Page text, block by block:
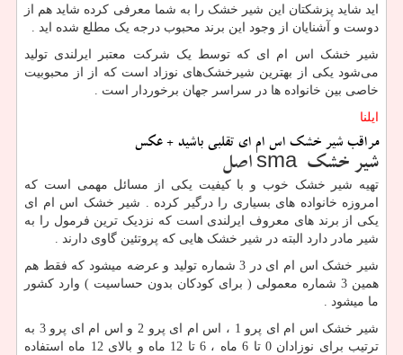
اید شاید پزشکتان این شیر خشک را به شما معرفی کرده شاید هم از
دوست و آشنایان از وجود این برند محبوب درجه یک مطلع شده اید .
شیر خشک اس ام ای که توسط یک شرکت معتبر ایرلندی تولید
می‌شود یکی از بهترین شیرخشک‌های نوزاد است که از از محبوبیت
خاصی بین خانواده ها در سراسر جهان برخوردار است .
ایلنا
مراقب شیر خشک اس ام ای تقلبی باشید + عکس
شیر خشک sma اصل
تهیه شیر خشک خوب و با کیفیت یکی از مسائل مهمی است که
امروزه خانواده های بسیاری را درگیر کرده . شیر خشک اس ام ای
یکی از برند های معروف ایرلندی است که نزدیک ترین فرمول را به
شیر مادر دارد البته در شیر خشک هایی که پروتئین گاوی دارند .
شیر خشک اس ام ای در 3 شماره تولید و عرضه میشود که فقط هم
همین 3 شماره معمولی ( برای کودکان بدون حساسیت ) وارد کشور
ما میشود .
شیر خشک اس ام ای پرو 1 ، اس ام ای پرو 2 و اس ام ای پرو 3 به
ترتیب برای نوزادان 0 تا 6 ماه ، 6 تا 12 ماه و بالای 12 ماه استفاده